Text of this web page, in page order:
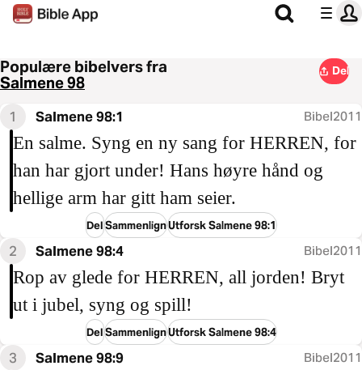
Populære bibelvers fra
Salmene 98
Del
1 Salmene 98:1 Bibel2011
En salme. Syng en ny sang for HERREN, for
han har gjort under! Hans høyre hånd og
hellige arm har gitt ham seier.
DelSammenlignUtforsk Salmene 98:1
2 Salmene 98:4 Bibel2011
Rop av glede for HERREN, all jorden! Bryt
ut i jubel, syng og spill!
DelSammenlignUtforsk Salmene 98:4
3 Salmene 98:9 Bibel2011